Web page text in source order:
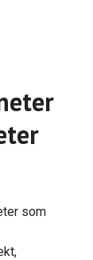
som